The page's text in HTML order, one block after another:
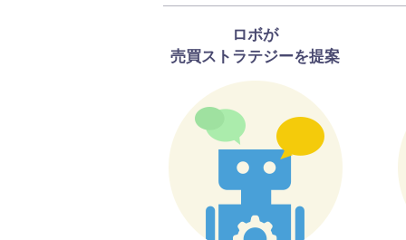
ロボが
売買ストラテジーを提案